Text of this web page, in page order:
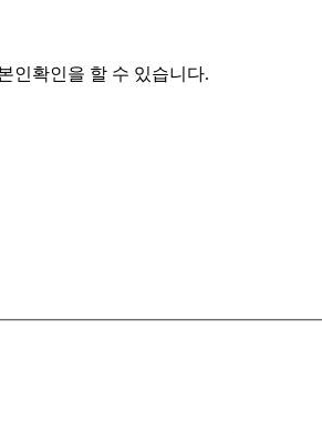
인확인을 할 수 있습니다.